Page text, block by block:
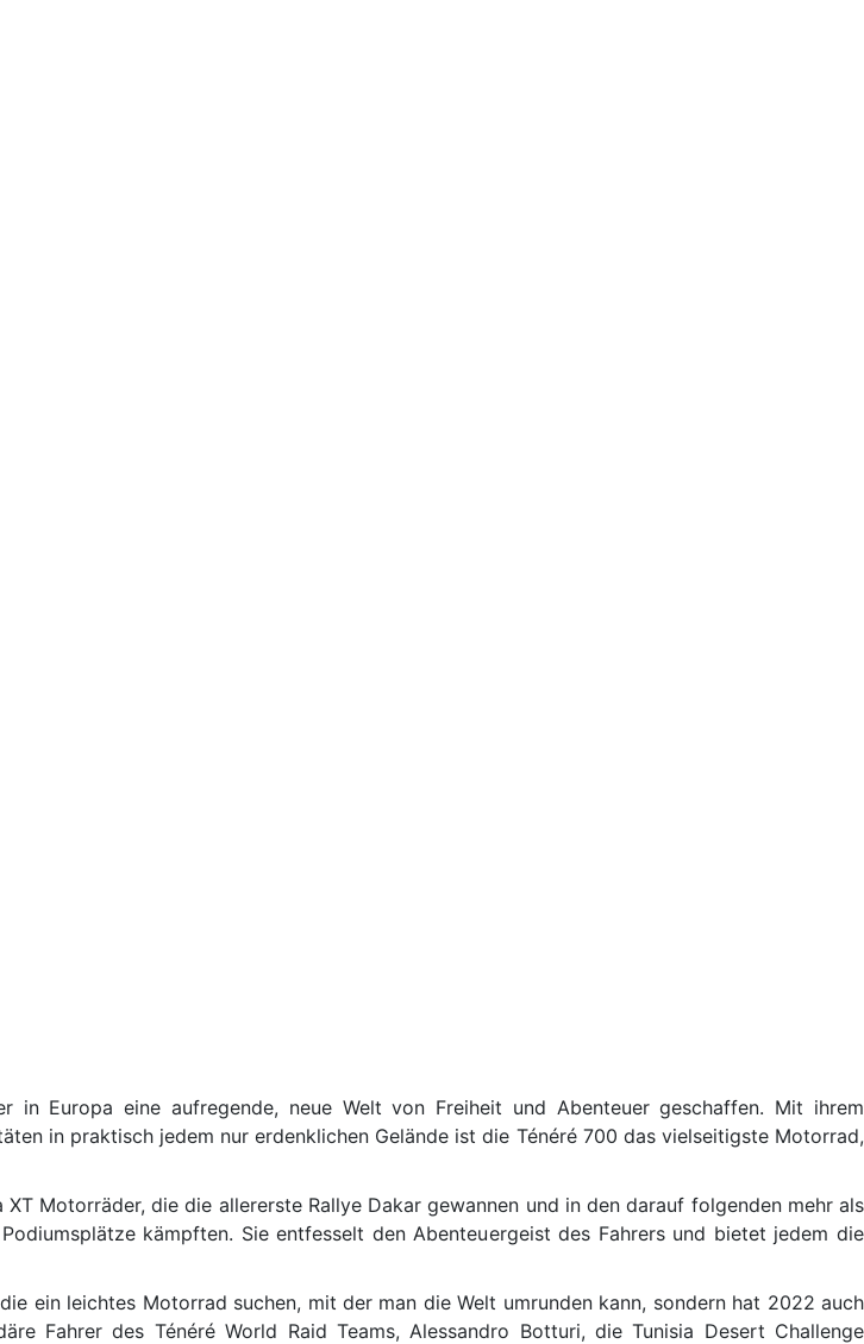
Europa eine aufregende, neue Welt von Freiheit und Abenteuer geschaffen. Mit ihrem
in praktisch jedem nur erdenklichen Gelände ist die Ténéré 700 das vielseitigste Motorrad,
Motorräder, die die allererste Rallye Dakar gewannen und in den darauf folgenden mehr als
kämpften. Sie entfesselt den Abenteuergeist des Fahrers und bietet jedem die
ein leichtes Motorrad suchen, mit der man die Welt umrunden kann, sondern hat 2022 auch
Fahrer des Ténéré World Raid Teams, Alessandro Botturi, die Tunisia Desert Challenge